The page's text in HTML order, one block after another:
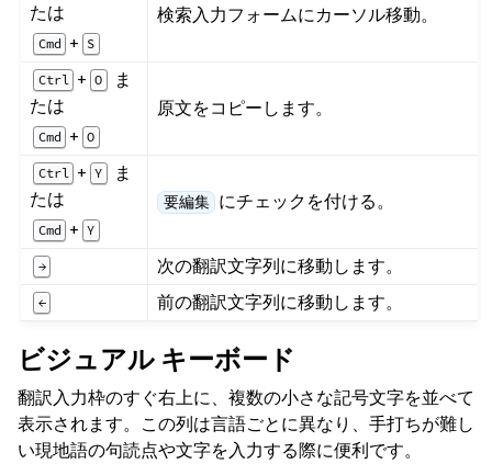
たは
Cmd + S
検索入力フォームにカーソル移動。
Ctrl + O
ま
たは
Cmd + O
原文をコピーします。
Ctrl + Y
ま
たは
Cmd + Y
要編集 にチェックを付ける。
→ 次の翻訳文字列に移動します。
← 前の翻訳文字列に移動します。
ビジュアル キーボード
翻訳入力枠のすぐ右上に、複数の小さな記号文字を並べて
表示されます。この列は言語ごとに異なり、手打ちが難し
い現地語の句読点や文字を入力する際に便利です。